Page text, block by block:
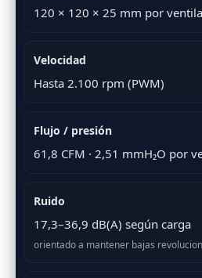
120 × 120 × 25 mm por
Velocidad
Hasta 2.100 rpm (PWM)
Flujo / presión
61,8 CFM · 2,51 mmH₂O por
Ruido
17,3–36,9 dB(A) según carga
orientado a mantener bajas